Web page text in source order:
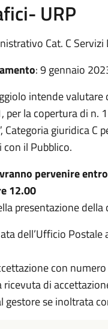
URP
Cat. C
: 9 gennaio
intende
per la copertura di n.
giuridica C
il Pubblico.
pervenire
12.00
presentazione
dell’Ufficio
con
ricevuta di
gestore se inoltrata